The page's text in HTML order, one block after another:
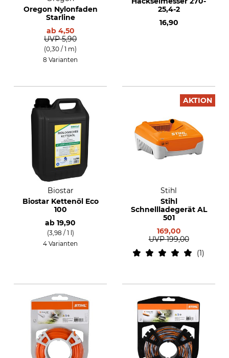
Oregon Nylonfaden
Starline
ab 4,50
UVP 5,90
(0,30 / 1 m)
8 Varianten
25,4-2
16,90
Biostar
Biostar Kettenöl Eco
100
ab 19,90
(3,98 / 1 l)
4 Varianten
AKTION
Stihl
Stihl
Schnellladegerät AL
501
169,00
UVP 199,00
1